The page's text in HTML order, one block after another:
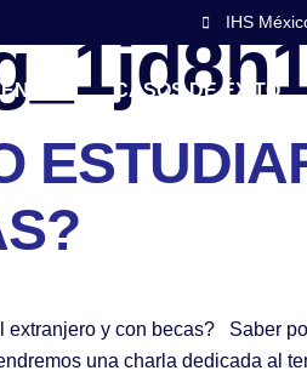
IHS
CASOS DE ÉXITO
y con becas? Saber
una charla dedicada al